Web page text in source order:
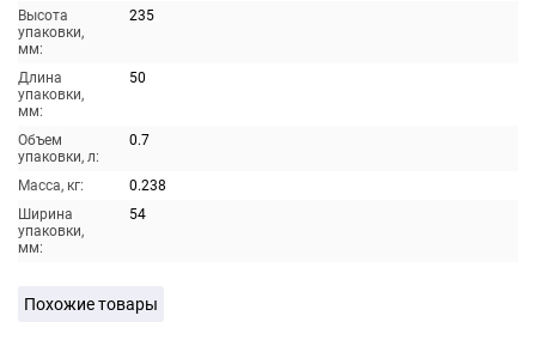
Высота
упаковки,
мм:
235
Длина
упаковки,
мм:
50
Объем
упаковки, л:
0.7
Масса, кг:
0.238
Ширина
упаковки,
мм:
54
Похожие товары